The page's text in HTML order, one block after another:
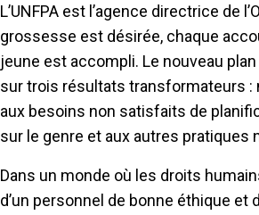
L’UNFPA est l’agence directrice de
grossesse est désirée, chaque
jeune est accompli. Le nouveau
sur trois résultats transformateurs
aux besoins non satisfaits de
sur le genre et aux autres pratiques
Dans un monde où les droits
d’un personnel de bonne éthique